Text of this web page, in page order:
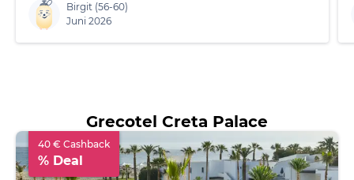
Birgit (56-60)
Juni 2026
Grecotel Creta Palace
40 € Cashback
% Deal